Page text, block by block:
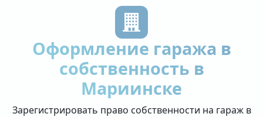
Оформление гаража в
собственность в
Мариинске
Зарегистрировать право собственности на гараж в